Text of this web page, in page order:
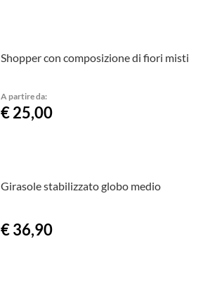
Shopper con composizione di fiori misti
A partire da:
€ 25,00
Girasole stabilizzato globo medio
€ 36,90